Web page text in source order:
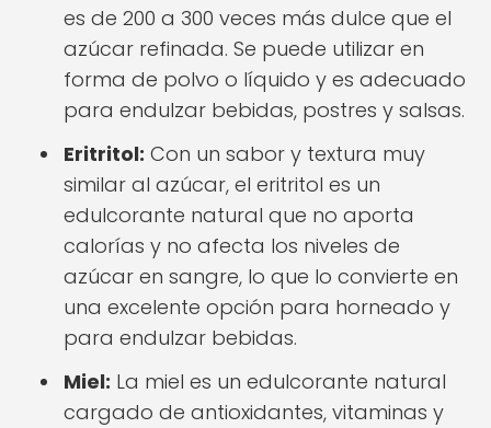
es de 200 a 300 veces más dulce que el
azúcar refinada. Se puede utilizar en
forma de polvo o líquido y es adecuado
para endulzar bebidas, postres y salsas.
Eritritol: Con un sabor y textura muy
similar al azúcar, el eritritol es un
edulcorante natural que no aporta
calorías y no afecta los niveles de
azúcar en sangre, lo que lo convierte en
una excelente opción para horneado y
para endulzar bebidas.
Miel: La miel es un edulcorante natural
cargado de antioxidantes, vitaminas y